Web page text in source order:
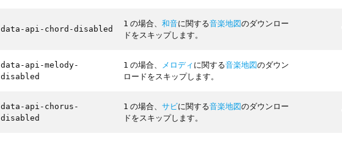
data-api-chord-disabled
1 の場合、和音に関する音楽地図のダウンロー
ドをスキップします。
data-api-melody-
disabled
1 の場合、 メロディに関する音楽地図のダウン
ロードをスキップします。
data-api-chorus-
disabled
1 の場合、サビに関する音楽地図のダウンロー
ドをスキップします。